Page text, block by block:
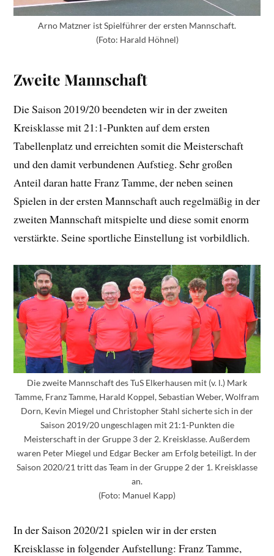
Arno Matzner ist Spielführer der ersten Mannschaft.
(Foto: Harald Höhnel)
Zweite Mannschaft
Die Saison 2019/20 beendeten wir in der zweiten
Kreisklasse mit 21:1-Punkten auf dem ersten
Tabellenplatz und erreichten somit die Meisterschaft
und den damit verbundenen Aufstieg. Sehr großen
Anteil daran hatte Franz Tamme, der neben seinen
Spielen in der ersten Mannschaft auch regelmäßig in der
zweiten Mannschaft mitspielte und diese somit enorm
verstärkte. Seine sportliche Einstellung ist vorbildlich.
Die zweite Mannschaft des TuS Elkerhausen mit (v. l.) Mark
Tamme, Franz Tamme, Harald Koppel, Sebastian Weber, Wolfram
Dorn, Kevin Miegel und Christopher Stahl sicherte sich in der
Saison 2019/20 ungeschlagen mit 21:1-Punkten die
Meisterschaft in der Gruppe 3 der 2. Kreisklasse. Außerdem
waren Peter Miegel und Edgar Becker am Erfolg beteiligt. In der
Saison 2020/21 tritt das Team in der Gruppe 2 der 1. Kreisklasse
an.
(Foto: Manuel Kapp)
In der Saison 2020/21 spielen wir in der ersten
Kreisklasse in folgender Aufstellung: Franz Tamme,